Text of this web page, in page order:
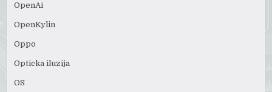
OpenAi
OpenKylin
Oppo
Opticka iluzija
OS